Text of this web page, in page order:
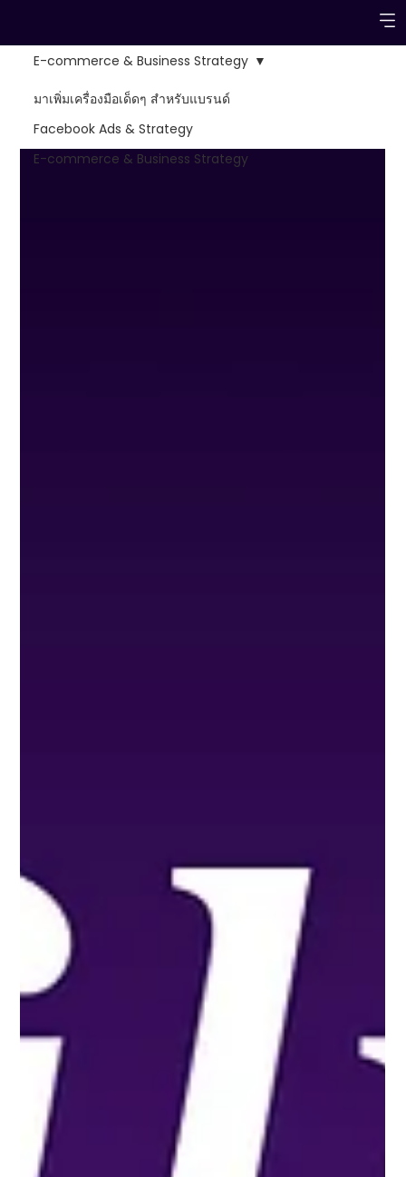
มาเพิ่มเครื่องมือเด็ดๆ สำหรับแบรนด์
Facebook Ads & Strategy
E-commerce & Business Strategy
E-commerce & Business Strategy